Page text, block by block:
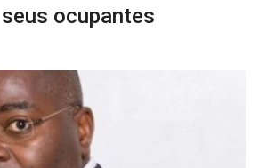
ocupantes